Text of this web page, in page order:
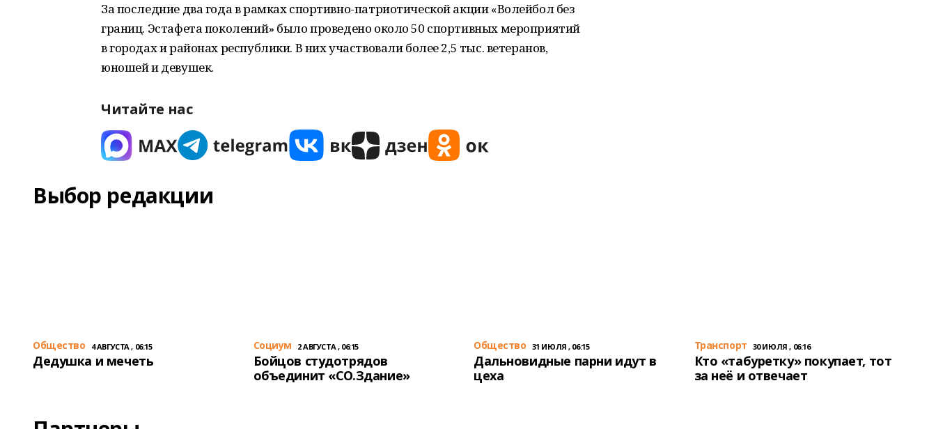
За последние два года в рамках спортивно-патриотической акции «Волейбол без
границ. Эстафета поколений» было проведено около 50 спортивных мероприятий
в городах и районах республики. В них участвовали более 2,5 тыс. ветеранов,
юношей и девушек.
Читайте нас
Выбор редакции
Общество 4 АВГУСТА , 06:15
Дедушка и мечеть
Cоциум 2 АВГУСТА , 06:15
Бойцов студотрядов
объединит «СО.Здание»
Общество 31 ИЮЛЯ , 06:15
Дальновидные парни идут в
цеха
Транспорт 30 ИЮЛЯ , 06:16
Кто «табуретку» покупает, тот
за неё и отвечает